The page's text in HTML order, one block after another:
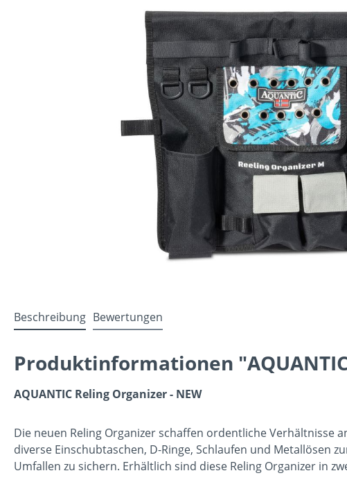
Beschreibung Bewertungen
Produktinformationen
AQUANTIC Reling Organizer - NEW
Die neuen Reling Organizer schaffen ordentliche Verhältnisse
diverse Einschubtaschen, D-Ringe, Schlaufen und Metallösen
Umfallen zu sichern. Erhältlich sind diese Reling Organizer in